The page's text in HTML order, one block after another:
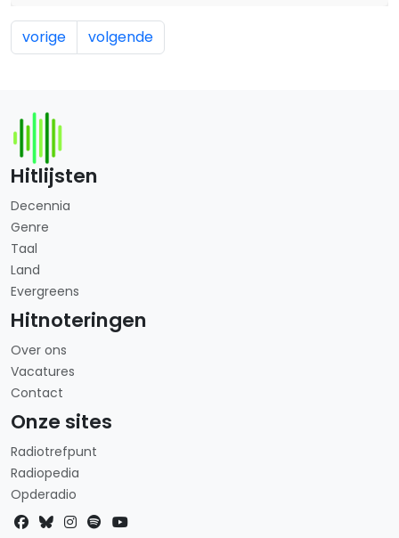
vorige volgende
Hitlijsten
Decennia
Genre
Taal
Land
Evergreens
Hitnoteringen
Over ons
Vacatures
Contact
Onze sites
Radiotrefpunt
Radiopedia
Opderadio